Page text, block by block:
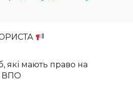
які мають право на
ВПО